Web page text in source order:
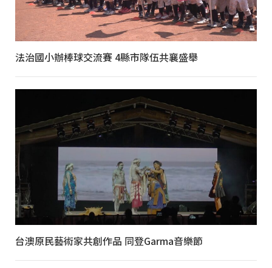
法治國小辦棒球交流賽 4縣市隊伍共襄盛舉
台澳原民藝術家共創作品 同登Garma音樂節